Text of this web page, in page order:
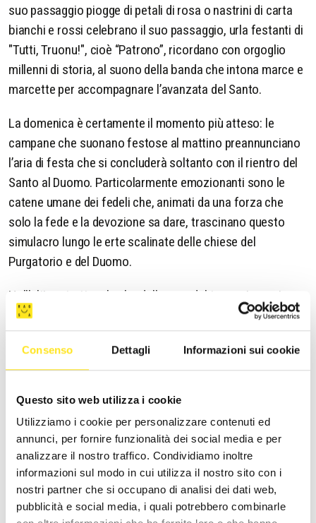
Consenso Dettagli Informazioni sui cookie
Questo sito web utilizza i cookie
Utilizziamo i cookie per personalizzare contenuti ed
annunci, per fornire funzionalità dei social media e per
analizzare il nostro traffico. Condividiamo inoltre
informazioni sul modo in cui utilizza il nostro sito con i
nostri partner che si occupano di analisi dei dati web,
pubblicità e social media, i quali potrebbero combinarle
suo passaggio piogge di petali di rosa o nastrini di carta
bianchi e rossi celebrano il suo passaggio, urla festanti di
"Tutti, Truonu!", cioè “Patrono”, ricordano con orgoglio
millenni di storia, al suono della banda che intona marce e
marcette per accompagnare l’avanzata del Santo.
La domenica è certamente il momento più atteso: le
campane che suonano festose al mattino preannunciano
l’aria di festa che si concluderà soltanto con il rientro del
Santo al Duomo. Particolarmente emozionanti sono le
catene umane dei fedeli che, animati da una forza che
solo la fede e la devozione sa dare, trascinano questo
simulacro lungo le erte scalinate delle chiese del
Purgatorio e del Duomo.
Nell’ultimo tratto, al calar della sera del terzo giorno, i
portatori giunti ai Giardini Iblei, prendono la statua di San
Giorgio sulle loro spalle e la conducono festosamente in
processione fino a piazza Duomo, facendola "ballare".
cavalchi sulle teste della folla, accorsa ad assistere a
questo momento di trionfo.
La festa si conclude con spettacolari fuochi
d'artificio sincronizzati con la musica, cui il Santo